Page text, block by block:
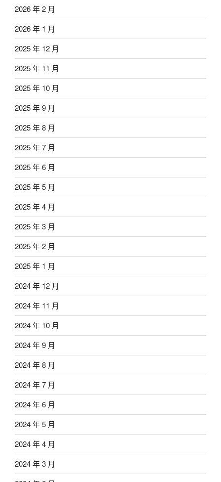
2026 年 2 月
2026 年 1 月
2025 年 12 月
2025 年 11 月
2025 年 10 月
2025 年 9 月
2025 年 8 月
2025 年 7 月
2025 年 6 月
2025 年 5 月
2025 年 4 月
2025 年 3 月
2025 年 2 月
2025 年 1 月
2024 年 12 月
2024 年 11 月
2024 年 10 月
2024 年 9 月
2024 年 8 月
2024 年 7 月
2024 年 6 月
2024 年 5 月
2024 年 4 月
2024 年 3 月